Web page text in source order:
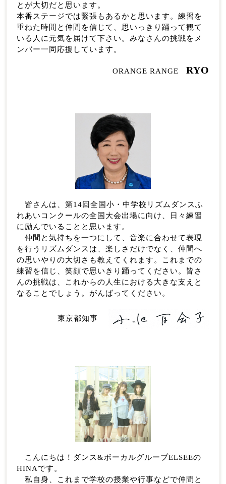
とが大切だと思います。
本番ステージでは緊張もあるかと思います。練習を
重ねた時間と仲間を信じて、思いっきり踊って観て
いる人に元気を届けて下さい。みなさんの挑戦をメ
ンバー一同応援しています。
ORANGE RANGE RYO
皆さんは、第14回全国小・中学校リズムダンスふ
れあいコンクールの全国大会出場に向け、日々練習
に励んでいることと思います。
仲間と気持ちを一つにして、音楽に合わせて表現
を行うリズムダンスは、楽しさだけでなく、仲間へ
の思いやりの大切さも教えてくれます。これまでの
練習を信じ、笑顔で思いきり踊ってください。皆さ
んの挑戦は、これからの人生における大きな支えと
なることでしょう。がんばってください。
東京都知事
こんにちは！ダンス&ボーカルグループELSEEの
HINAです。
私自身、これまで学校の授業や行事などで仲間と